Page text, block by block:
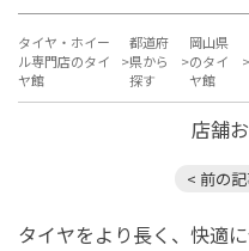
タイヤ・ホイー
ル専門店のタイ
ヤ館
都道府
県から
探す
岡山県
のタイ
ヤ館
店舗
< 前の
タイヤをより長く、快適